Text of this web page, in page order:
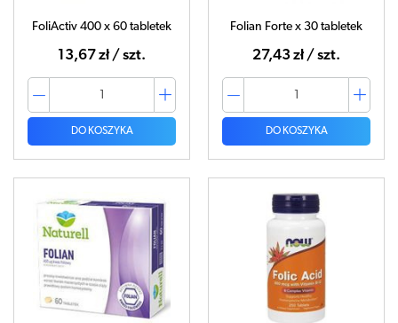
FoliActiv 400 x 60 tabletek
13,67 zł / szt.
DO KOSZYKA
Folian Forte x 30 tabletek
27,43 zł / szt.
DO KOSZYKA